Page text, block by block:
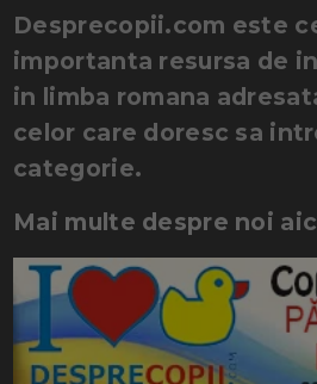
Desprecopii.com este
importanta resursa de
in limba romana
celor care doresc sa
categorie.
Mai multe despre noi